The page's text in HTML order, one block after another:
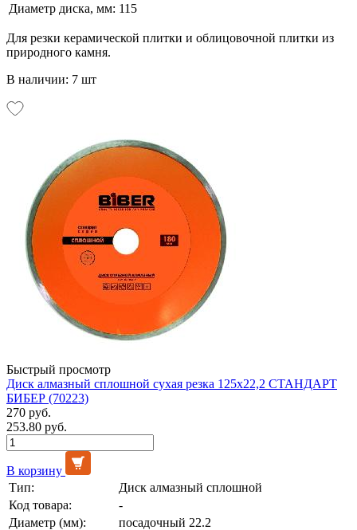
Диаметр диска, мм: 115
Для резки керамической плитки и облицовочной плитки из
природного камня.
В наличии: 7 шт
Быстрый просмотр
Диск алмазный сплошной сухая резка 125х22,2 СТАНДАРТ
БИБЕР (70223)
270 руб.
253.80 руб.
В корзину
Тип:
Диск алмазный сплошной
Код товара:
-
Диаметр (мм):
посадочный 22.2